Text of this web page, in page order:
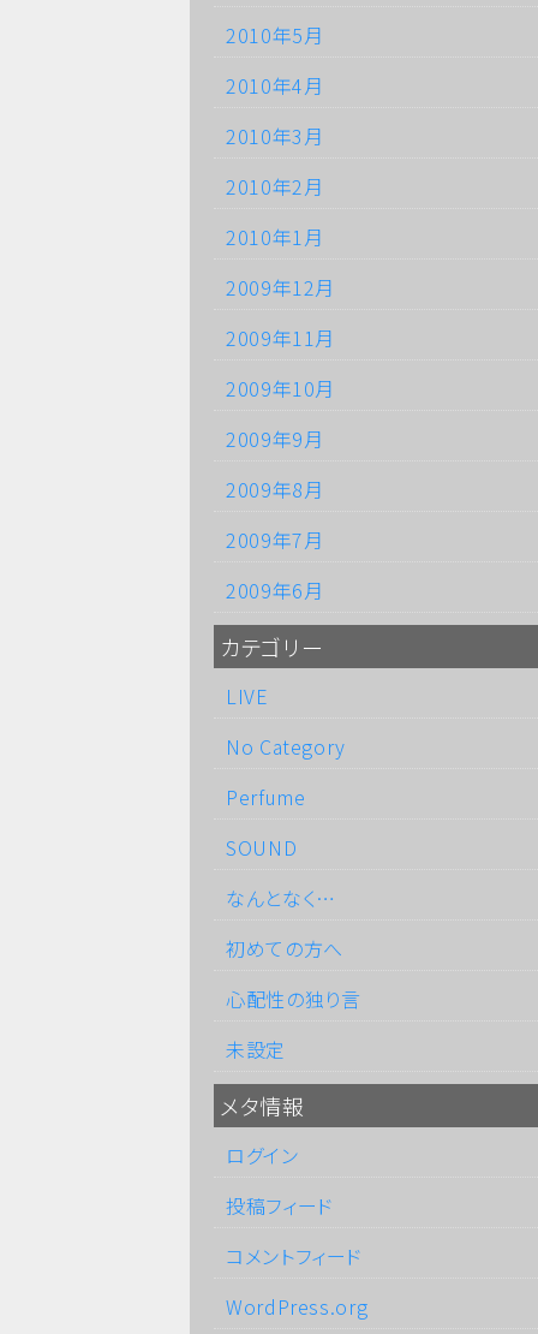
2010年5月
2010年4月
2010年3月
2010年2月
2010年1月
2009年12月
2009年11月
2009年10月
2009年9月
2009年8月
2009年7月
2009年6月
カテゴリー
LIVE
No Category
Perfume
SOUND
なんとなく…
初めての方へ
心配性の独り言
未設定
メタ情報
ログイン
投稿フィード
コメントフィード
WordPress.org